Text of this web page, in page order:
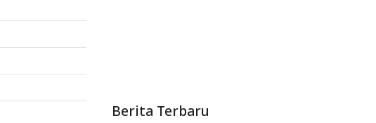
Berita Terbaru